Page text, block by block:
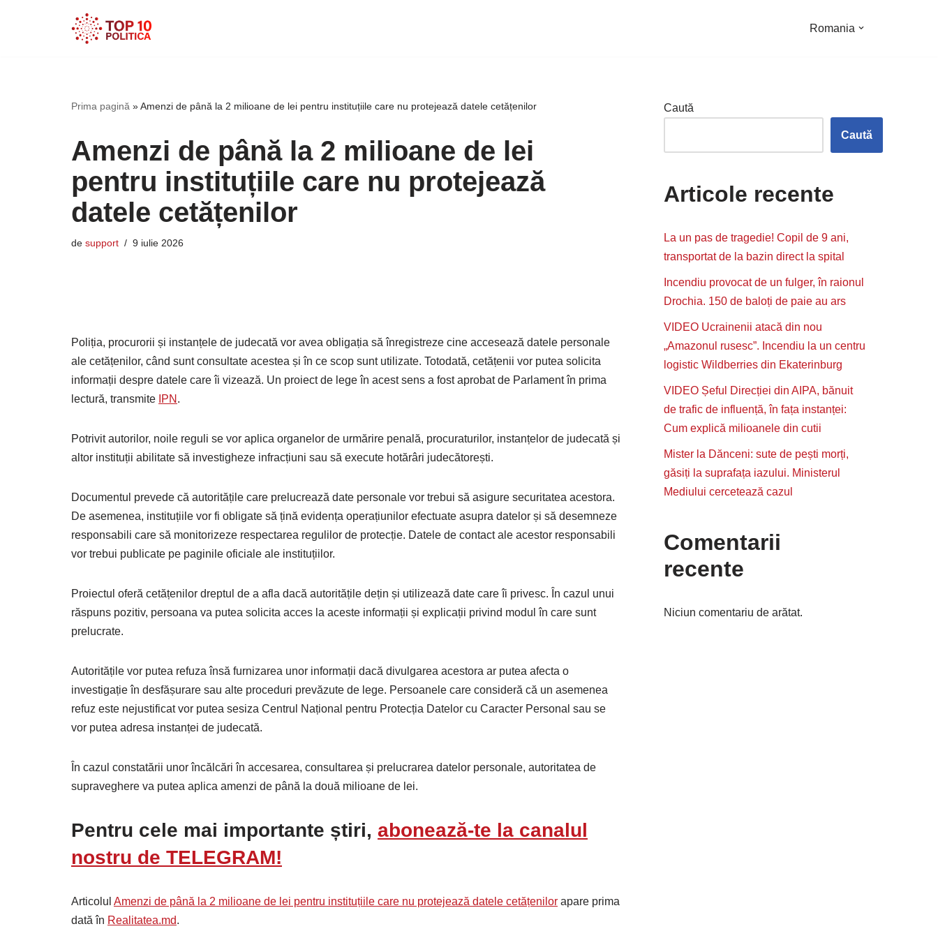
Romania
Prima pagină »Amenzi de până la 2 milioane de lei pentru instituțiile care nu protejează datele cetățenilor
Amenzi de până la 2 milioane de lei
pentru instituțiile care nu protejează
datele cetățenilor
de support 9 iulie 2026
Poliția, procurorii și instanțele de judecată vor avea obligația să înregistreze cine accesează datele personale
ale cetățenilor, când sunt consultate acestea și în ce scop sunt utilizate. Totodată, cetățenii vor putea solicita
informații despre datele care îi vizează. Un proiect de lege în acest sens a fost aprobat de Parlament în prima
lectură, transmite IPN .
Potrivit autorilor, noile reguli se vor aplica organelor de urmărire penală, procuraturilor, instanțelor de judecată și
altor instituții abilitate să investigheze infracțiuni sau să execute hotărâri judecătorești.
Documentul prevede că autoritățile care prelucrează date personale vor trebui să asigure securitatea acestora.
De asemenea, instituțiile vor fi obligate să țină evidența operațiunilor efectuate asupra datelor și să desemneze
responsabili care să monitorizeze respectarea regulilor de protecție. Datele de contact ale acestor responsabili
vor trebui publicate pe paginile oficiale ale instituțiilor.
Proiectul oferă cetățenilor dreptul de a afla dacă autoritățile dețin și utilizează date care îi privesc. În cazul unui
răspuns pozitiv, persoana va putea solicita acces la aceste informații și explicații privind modul în care sunt
prelucrate.
Autoritățile vor putea refuza însă furnizarea unor informații dacă divulgarea acestora ar putea afecta o
investigație în desfășurare sau alte proceduri prevăzute de lege. Persoanele care consideră că un asemenea
refuz este nejustificat vor putea sesiza Centrul Național pentru Protecția Datelor cu Caracter Personal sau se
vor putea adresa instanței de judecată.
În cazul constatării unor încălcări în accesarea, consultarea și prelucrarea datelor personale, autoritatea de
supraveghere va putea aplica amenzi de până la două milioane de lei.
Pentru cele mai importante știri, abonează-te la canalul
nostru de TELEGRAM!
Articolul Amenzi de până la 2 milioane de lei pentru instituțiile care nu protejează datele cetățenilor apare prima
dată în Realitatea.md.
Caută
Caută
Articole recente
La un pas de tragedie! Copil de 9 ani,
transportat de la bazin direct la spital
Incendiu provocat de un fulger, în raionul
Drochia. 150 de baloți de paie au ars
VIDEO Ucrainenii atacă din nou
„Amazonul rusesc”. Incendiu la un centru
logistic Wildberries din Ekaterinburg
VIDEO Șeful Direcției din AIPA, bănuit
de trafic de influență, în fața instanței:
Cum explică milioanele din cutii
Mister la Dănceni: sute de pești morți,
găsiți la suprafața iazului. Ministerul
Mediului cercetează cazul
Comentarii
recente
Niciun comentariu de arătat.